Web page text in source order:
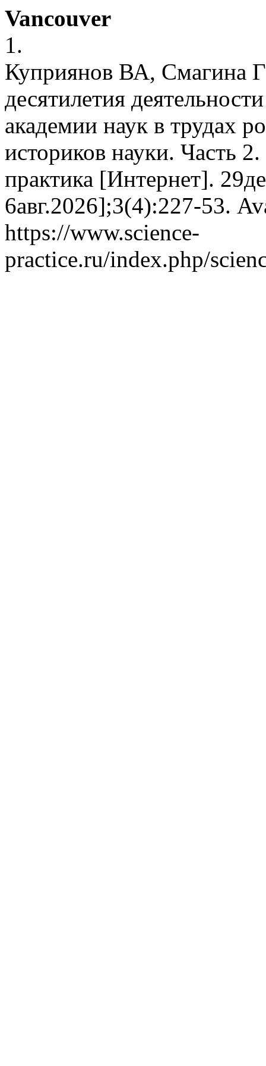
Vancouver
1.
Куприянов ВА, Смагина
десятилетия
академии наук в трудах
историков науки. Часть
практика [Интернет].
6авг.2026];3(4):227-53.
https://www.science-
practice.ru/index.php/